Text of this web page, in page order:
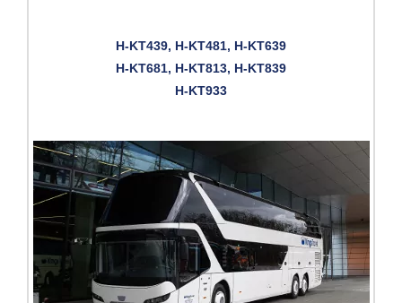
H-KT439, H-KT481, H-KT639
H-KT681, H-KT813, H-KT839
H-KT933